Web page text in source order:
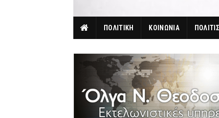
ΠΟΛΙΤΙΚΗ ΚΟΙΝΩΝΙΑ